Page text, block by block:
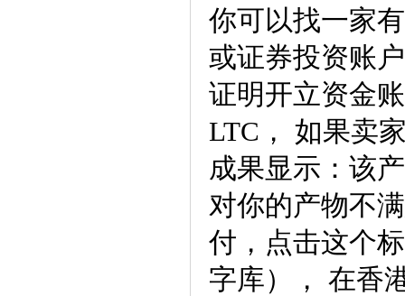
你可以找一家
或证券投资账
证明开立资金
LTC， 如果卖
成果显示：该
对你的产物不
付，点击这个
字库）， 在香